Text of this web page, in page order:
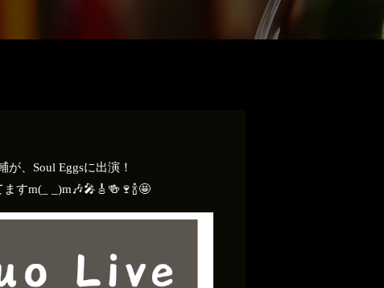
、Soul Eggsに出演！
すm(_ _)m🎶🎤🎸🍻🍷🍾🤩